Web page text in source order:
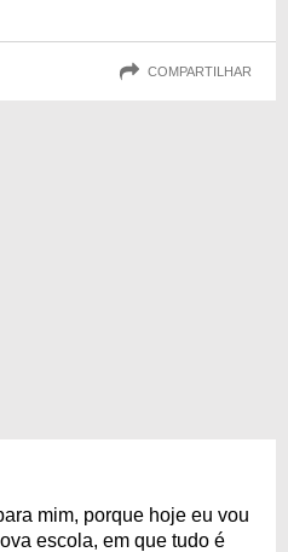
COMPARTILHAR
mim, porque hoje eu vou
escola, em que tudo é